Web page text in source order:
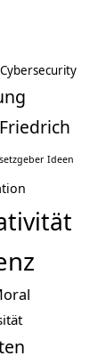
Cybersecurity
Friedrich
Ideen